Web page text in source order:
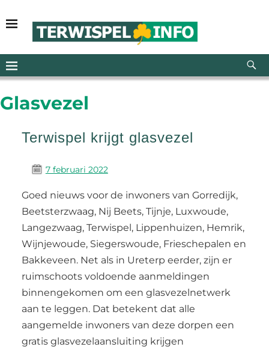
Glasvezel
Terwispel krijgt glasvezel
7 februari 2022
Goed nieuws voor de inwoners van Gorredijk,
Beetsterzwaag, Nij Beets, Tijnje, Luxwoude,
Langezwaag, Terwispel, Lippenhuizen, Hemrik,
Wijnjewoude, Siegerswoude, Frieschepalen en
Bakkeveen. Net als in Ureterp eerder, zijn er
ruimschoots voldoende aanmeldingen
binnengekomen om een glasvezelnetwerk
aan te leggen. Dat betekent dat alle
aangemelde inwoners van deze dorpen een
gratis glasvezelaansluiting krijgen